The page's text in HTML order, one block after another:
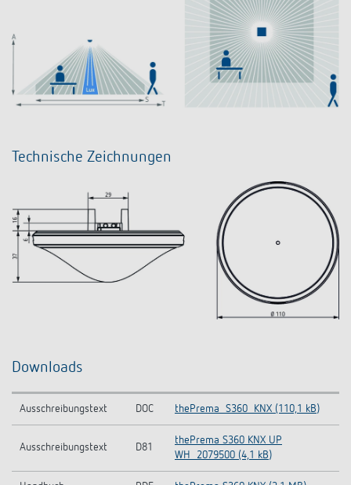
Technische Zeichnungen
Downloads
Ausschreibungstext DOC thePrema_S360_KNX (110,1 kB)
Ausschreibungstext D81
thePrema S360 KNX UP
WH_2079500 (4,1 kB)